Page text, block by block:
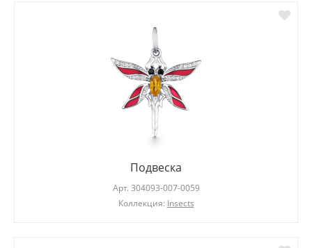
Подвеска
Арт. 304093-007-0059
Коллекция: Insects